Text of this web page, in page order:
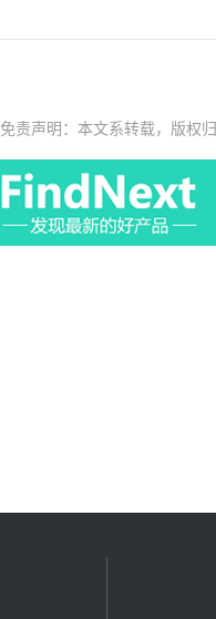
免责声明：本文系转载，版权